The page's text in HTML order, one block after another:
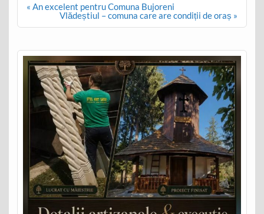
Post
navigation
« An excelent pentru Comuna Bujoreni
Vlădeștiul – comuna care are condiții de oraș »